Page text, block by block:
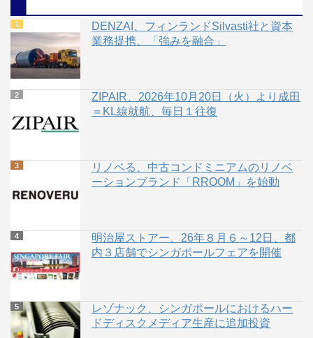
DENZAI、フィンランドSilvasti社と資本
業務提携、「強みを融合」
ZIPAIR、2026年10月20日（火）より成田
＝KL線就航、毎日１往復
リノベる、中古コンドミニアムのリノベ
ーションブランド「RROOM」を始動
明治屋ストアー、26年８月６～12日、都
内３店舗でシンガポールフェアを開催
レゾナック、シンガポールにおけるハー
ドディスクメディア生産に追加投資